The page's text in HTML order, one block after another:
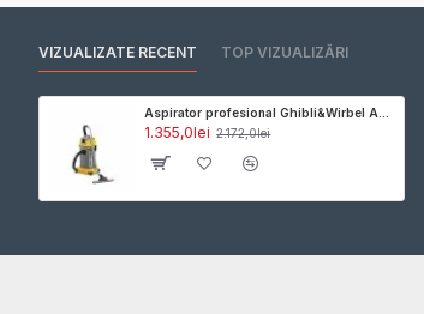
VIZUALIZATE RECENT TOP VIZUALIZĂRI
1.355,0lei 2.172,0lei